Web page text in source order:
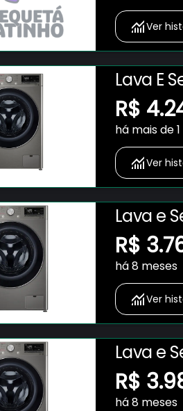
Ver
Lava E
R$
há mais de
Ver
Lava e
220V
R$
há 8 meses
Ver
Lava e
R$
há 8 meses